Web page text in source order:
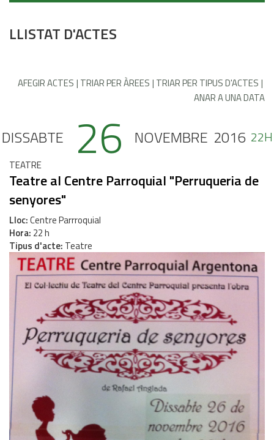
LLISTAT D'ACTES
AFEGIR ACTES TRIAR PER ÀREES TRIAR PER TIPUS D'ACTES
ANAR A UNA DATA
DISSABTE 26 NOVEMBRE 2016 22H
TEATRE
Teatre al Centre Parroquial "Perruqueria de
senyores"
Lloc Centre Parrroquial
Hora 22 h
Tipus d'acte Teatre